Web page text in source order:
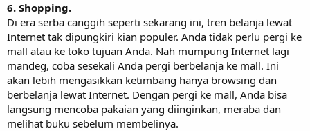
6. Shopping.
Di era serba canggih seperti sekarang ini, tren belanja lewat
Internet tak dipungkiri kian populer. Anda tidak perlu pergi ke
mall atau ke toko tujuan Anda. Nah mumpung Internet lagi
mandeg, coba sesekali Anda pergi berbelanja ke mall. Ini
akan lebih mengasikkan ketimbang hanya browsing dan
berbelanja lewat Internet. Dengan pergi ke mall, Anda bisa
langsung mencoba pakaian yang diinginkan, meraba dan
melihat buku sebelum membelinya.